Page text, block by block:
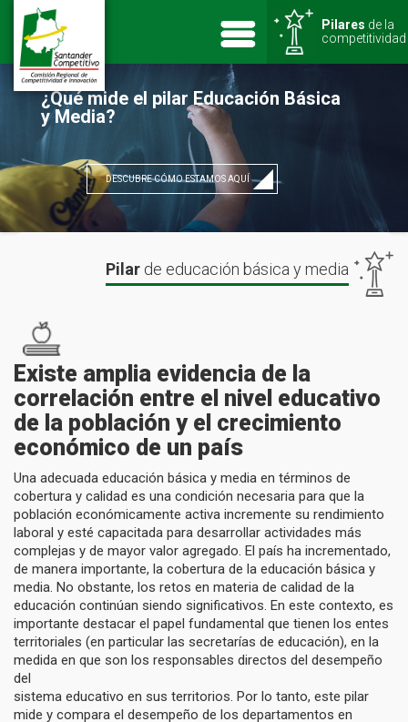
¿Qué mide el pilar Educación Básica
y Media?
DESCUBRE CÓMO ESTAMOS AQUÍ
Pilares de la
competitividad
Pilar de educación básica y media
Existe amplia evidencia de la
correlación entre el nivel educativo
de la población y el crecimiento
económico de un país
Una adecuada educación básica y media en términos de
cobertura y calidad es una condición necesaria para que la
población económicamente activa incremente su rendimiento
laboral y esté capacitada para desarrollar actividades más
complejas y de mayor valor agregado. El país ha incrementado,
de manera importante, la cobertura de la educación básica y
media. No obstante, los retos en materia de calidad de la
educación continúan siendo significativos. En este contexto, es
importante destacar el papel fundamental que tienen los entes
territoriales (en particular las secretarías de educación), en la
medida en que son los responsables directos del desempeño
del
sistema educativo en sus territorios. Por lo tanto, este pilar
mide y compara el desempeño de los departamentos en